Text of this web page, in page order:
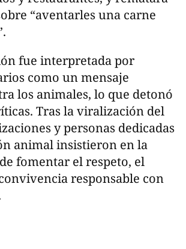
“aventarles una carne
fue interpretada por
como un mensaje
los animales, lo que detonó
Tras la viralización del
y personas dedicadas
animal insistieron en la
fomentar el respeto, el
responsable con